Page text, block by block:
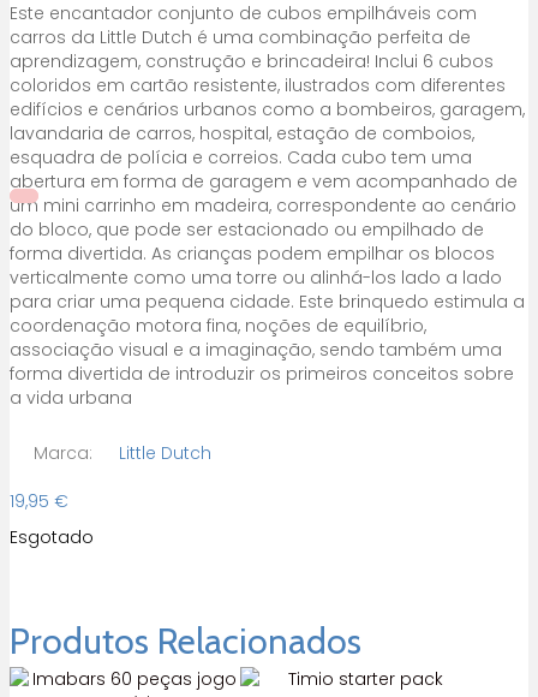
Este encantador conjunto de cubos empilháveis com
carros da Little Dutch é uma combinação perfeita de
aprendizagem, construção e brincadeira! Inclui 6 cubos
coloridos em cartão resistente, ilustrados com diferentes
edifícios e cenários urbanos como a bombeiros, garagem,
lavandaria de carros, hospital, estação de comboios,
esquadra de polícia e correios. Cada cubo tem uma
abertura em forma de garagem e vem acompanhado de
um mini carrinho em madeira, correspondente ao cenário
do bloco, que pode ser estacionado ou empilhado de
forma divertida. As crianças podem empilhar os blocos
verticalmente como uma torre ou alinhá-los lado a lado
para criar uma pequena cidade. Este brinquedo estimula a
coordenação motora fina, noções de equilíbrio,
associação visual e a imaginação, sendo também uma
forma divertida de introduzir os primeiros conceitos sobre
a vida urbana
Marca:
Little Dutch
19,95 €
Esgotado
Produtos Relacionados